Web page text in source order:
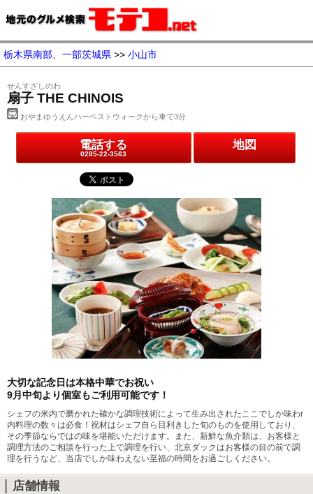
栃木県南部、一部茨城県 >> 小山市
せんすざしのわ
扇子 THE CHINOIS
おやまゆうえんハーベストウォークから車で3分
電話する
0285-22-3563
地図
大切な記念日は本格中華でお祝い
9月中旬より個室もご利用可能です！
シェフの米内で磨かれた確かな調理技術によって生み出されたここでしか味わr
内料理の数々は必食！祝材はシェフ自ら目利きした旬のものを使用しており、
その季節ならではの味を堪能いただけます。また、新鮮な魚介類は、お客様と
調理方法のご相談を行った上で調理を行い、北京ダックはお客様の目の前で調
理を行うなど、当店でしか味わえない至福の時間をお過ごしください。
店舗情報